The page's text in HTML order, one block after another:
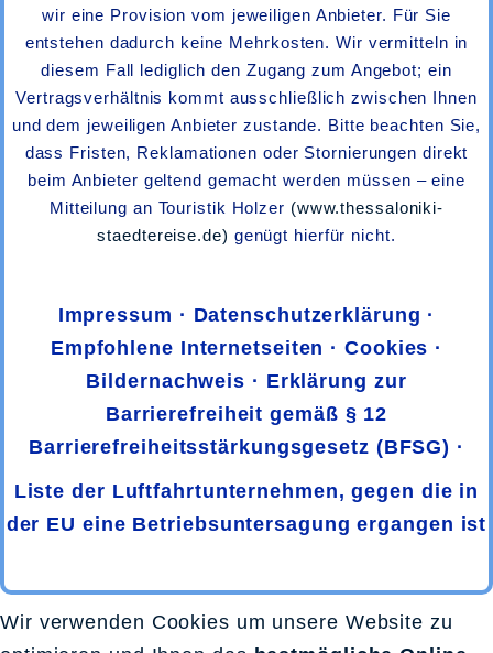
wir eine Provision vom jeweiligen Anbieter. Für Sie
entstehen dadurch keine Mehrkosten. Wir vermitteln in
diesem Fall lediglich den Zugang zum Angebot; ein
Vertragsverhältnis kommt ausschließlich zwischen Ihnen
und dem jeweiligen Anbieter zustande. Bitte beachten Sie,
dass Fristen, Reklamationen oder Stornierungen direkt
beim Anbieter geltend gemacht werden müssen – eine
Mitteilung an Touristik Holzer (www.thessaloniki-
staedtereise.de) genügt hierfür nicht.
Impressum · Datenschutzerklärung ·
Empfohlene Internetseiten ·Cookies ·
Bildernachweis · Erklärung zur
Barrierefreiheit gemäß § 12
Barrierefreiheitsstärkungsgesetz (BFSG) ·
Liste der Luftfahrtunternehmen, gegen die in
der EU eine Betriebsuntersagung ergangen ist
Wir verwenden Cookies um unsere Website zu